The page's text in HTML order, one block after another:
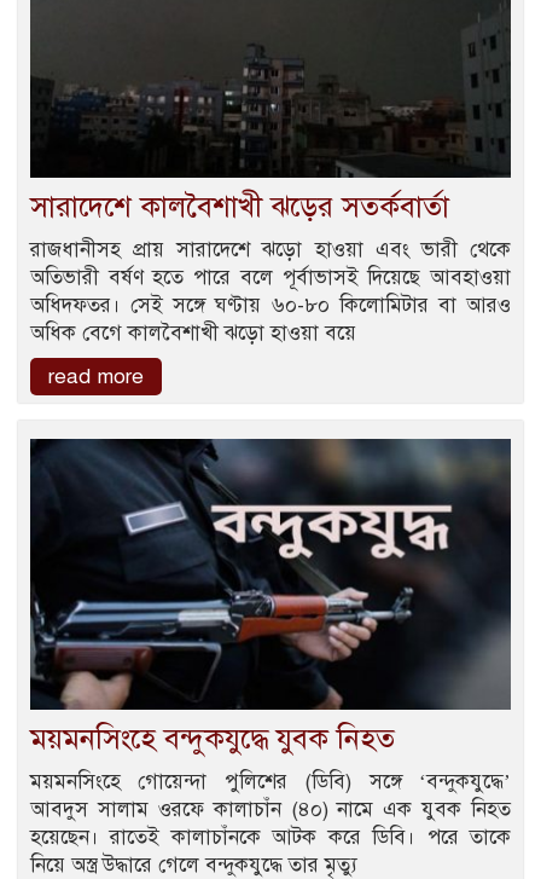
সারাদেশে কালবৈশাখী ঝড়ের সতর্কবার্তা
রাজধানীসহ প্রায় সারাদেশে ঝড়ো হাওয়া এবং ভারী থেকে
অতিভারী বর্ষণ হতে পারে বলে পূর্বাভাসই দিয়েছে আবহাওয়া
অধিদফতর। সেই সঙ্গে ঘণ্টায় ৬০-৮০ কিলোমিটার বা আরও
অধিক বেগে কালবৈশাখী ঝড়ো হাওয়া বয়ে
read more
ময়মনসিংহে বন্দুকযুদ্ধে যুবক নিহত
ময়মনসিংহে গোয়েন্দা পুলিশের (ডিবি) সঙ্গে ‘বন্দুকযুদ্ধে’
আবদুস সালাম ওরফে কালাচাঁন (৪০) নামে এক যুবক নিহত
হয়েছেন। রাতেই কালাচাঁনকে আটক করে ডিবি। পরে তাকে
নিয়ে অস্ত্র উদ্ধারে গেলে বন্দুকযুদ্ধে তার মৃত্যু